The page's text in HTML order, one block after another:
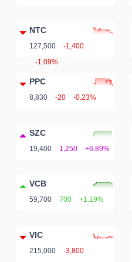
NTC
127,500
-1,400
-1.09%
PPC
8,830 -20 -0.23%
SZC
19,400 1,250 +6.89%
VCB
59,700 700 +1.19%
VIC
215,000
-3,800